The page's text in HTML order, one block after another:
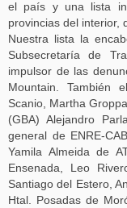
el país y una lista
provincias del interior,
Nuestra lista la
Subsecretaría de
impulsor de las
Mountain. También
Scanio, Martha
(GBA) Alejandro
general de ENRE-
Yamila Almeida de
Ensenada, Leo
Santiago del Estero,
Htal. Posadas de